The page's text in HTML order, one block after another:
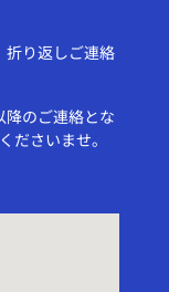
折り返しご連絡
降のご連絡とな
ださいませ。